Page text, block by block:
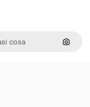
Cerca